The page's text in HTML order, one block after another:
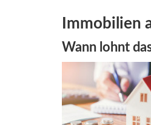
Immobilien
Wann lohnt